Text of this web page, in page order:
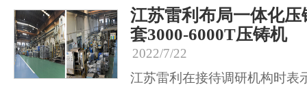
江苏雷利布局一体化
套3000-6000T压铸机
2022/7/22
江苏雷利在接待调研机构时表